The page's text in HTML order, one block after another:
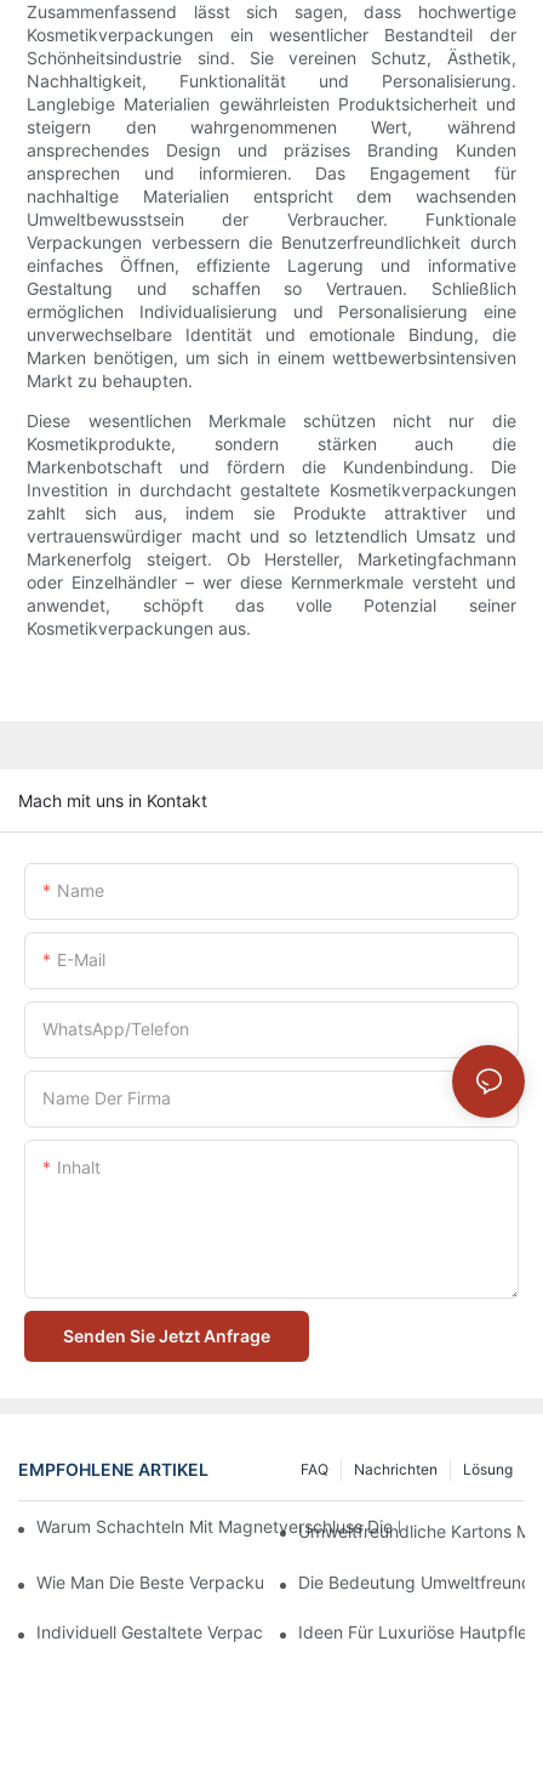
Zusammenfassend lässt sich sagen, dass hochwertige
Kosmetikverpackungen ein wesentlicher Bestandteil der
Schönheitsindustrie sind. Sie vereinen Schutz, Ästhetik,
Nachhaltigkeit, Funktionalität und Personalisierung.
Langlebige Materialien gewährleisten Produktsicherheit und
steigern den wahrgenommenen Wert, während
ansprechendes Design und präzises Branding Kunden
ansprechen und informieren. Das Engagement für
nachhaltige Materialien entspricht dem wachsenden
Umweltbewusstsein der Verbraucher. Funktionale
Verpackungen verbessern die Benutzerfreundlichkeit durch
einfaches Öffnen, effiziente Lagerung und informative
Gestaltung und schaffen so Vertrauen. Schließlich
ermöglichen Individualisierung und Personalisierung eine
unverwechselbare Identität und emotionale Bindung, die
Marken benötigen, um sich in einem wettbewerbsintensiven
Markt zu behaupten.
Diese wesentlichen Merkmale schützen nicht nur die
Kosmetikprodukte, sondern stärken auch die
Markenbotschaft und fördern die Kundenbindung. Die
Investition in durchdacht gestaltete Kosmetikverpackungen
zahlt sich aus, indem sie Produkte attraktiver und
vertrauenswürdiger macht und so letztendlich Umsatz und
Markenerfolg steigert. Ob Hersteller, Marketingfachmann
oder Einzelhändler – wer diese Kernmerkmale versteht und
anwendet, schöpft das volle Potenzial seiner
Kosmetikverpackungen aus.
Mach mit uns in Kontakt
Name
E-Mail
WhatsApp/Telefon
Name Der Firma
Inhalt
Senden Sie Jetzt Anfrage
EMPFOHLENE ARTIKEL Lösung
Nachrichten
FAQ
Warum Schachteln Mit Magnetverschluss Die Beste Wahl Für
Umweltfreundliche Kartons
Wie Man Die Beste Verpackung Für Hautpflegeprodukte Zum
Die Bedeutung
Individuell Gestaltete Verpackungen Für Hautpflegeprodukte,
Ideen Für Luxuriöse